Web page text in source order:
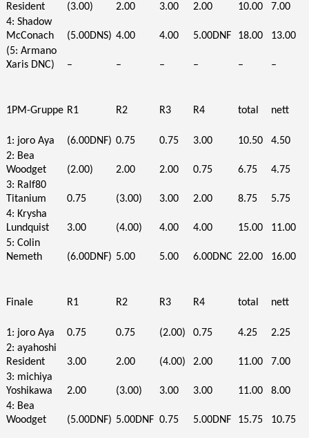
Resident
(3.00) 2.00 3.00 2.00 10.00
7.00
4: Shadow
McConach
(5.00DNS) 4.00 4.00 5.00DNF 18.00
13.00
(5: Armano
Xaris DNC)
– – – – – –
1PM-Gruppe R1 R2 R3 R4 total nett
1: joro Aya (6.00DNF) 0.75 0.75 3.00 10.50
4.50
2: Bea
Woodget
(2.00) 2.00 2.00 0.75 6.75
4.75
3: Ralf80
Titanium
0.75 (3.00) 3.00 2.00 8.75
5.75
4: Krysha
Lundquist
3.00 (4.00) 4.00 4.00 15.00
11.00
5: Colin
Nemeth
(6.00DNF) 5.00 5.00 6.00DNC 22.00 16.00
Finale R1 R2 R3 R4 total nett
1: joro Aya 0.75 0.75 (2.00) 0.75 4.25
2.25
2: ayahoshi
Resident
3.00 2.00 (4.00) 2.00 11.00
7.00
3: michiya
Yoshikawa
2.00 (3.00) 3.00 3.00 11.00
8.00
4: Bea
Woodget
(5.00DNF) 5.00DNF 0.75 5.00DNF 15.75 10.75